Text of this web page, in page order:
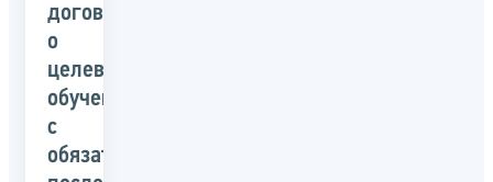
договора
о
целевом
обучении
с
обязательством